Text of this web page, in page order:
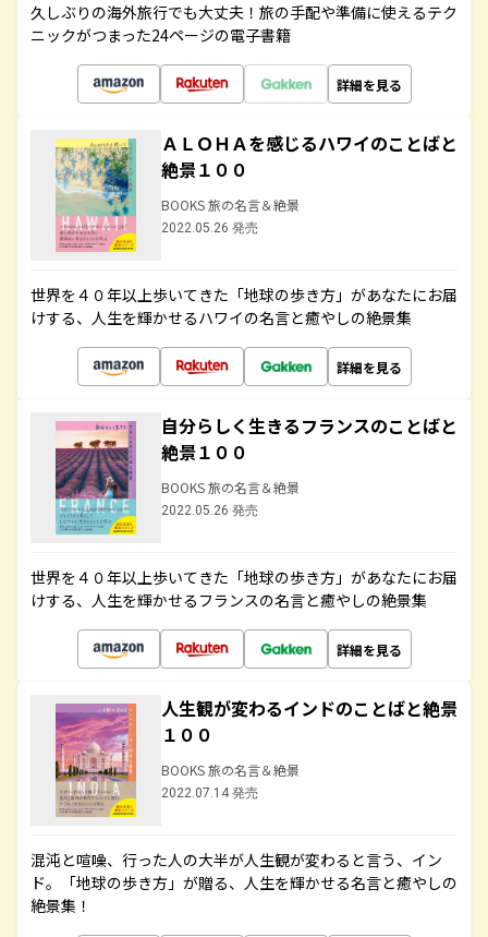
久しぶりの海外旅行でも大丈夫！旅の手配や準備に使えるテク
ニックがつまった24ページの電子書籍
詳細を見る
ＡＬＯＨＡを感じるハワイのことばと
絶景１００
BOOKS 旅の名言＆絶景
2022.05.26 発売
世界を４０年以上歩いてきた「地球の歩き方」があなたにお届
けする、人生を輝かせるハワイの名言と癒やしの絶景集
詳細を見る
自分らしく生きるフランスのことばと
絶景１００
BOOKS 旅の名言＆絶景
2022.05.26 発売
世界を４０年以上歩いてきた「地球の歩き方」があなたにお届
けする、人生を輝かせるフランスの名言と癒やしの絶景集
詳細を見る
人生観が変わるインドのことばと絶景
１００
BOOKS 旅の名言＆絶景
2022.07.14 発売
混沌と喧噪、行った人の大半が人生観が変わると言う、イン
ド。「地球の歩き方」が贈る、人生を輝かせる名言と癒やしの
絶景集！